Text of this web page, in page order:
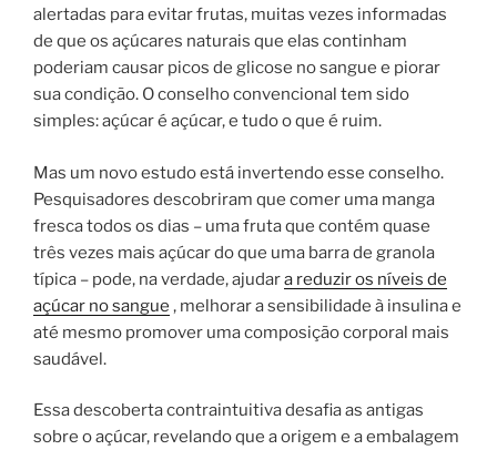
alertadas para evitar frutas, muitas vezes informadas
de que os açúcares naturais que elas continham
poderiam causar picos de glicose no sangue e piorar
sua condição. O conselho convencional tem sido
simples: açúcar é açúcar, e tudo o que é ruim.
Mas um novo estudo está invertendo esse conselho.
Pesquisadores descobriram que comer uma manga
fresca todos os dias – uma fruta que contém quase
três vezes mais açúcar do que uma barra de granola
típica – pode, na verdade, ajudara reduzir os níveis de
açúcar no sangue , melhorar a sensibilidade à insulina e
até mesmo promover uma composição corporal mais
saudável.
Essa descoberta contraintuitiva desafia as antigas
sobre o açúcar, revelando que a origem e a embalagem